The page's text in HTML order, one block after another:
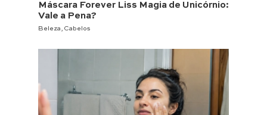
Máscara Forever Liss Magia de Unicórnio:
Vale a Pena?
Beleza Cabelos